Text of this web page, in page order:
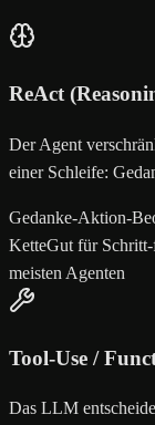
ReAct
Der Agent
einer Schleife:
Gedanke-Aktion-
KetteGut für
meisten Agenten
Tool-Use /
Das LLM